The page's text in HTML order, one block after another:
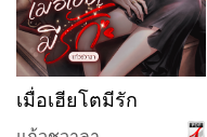
เมื่อเฮียโตมีรัก